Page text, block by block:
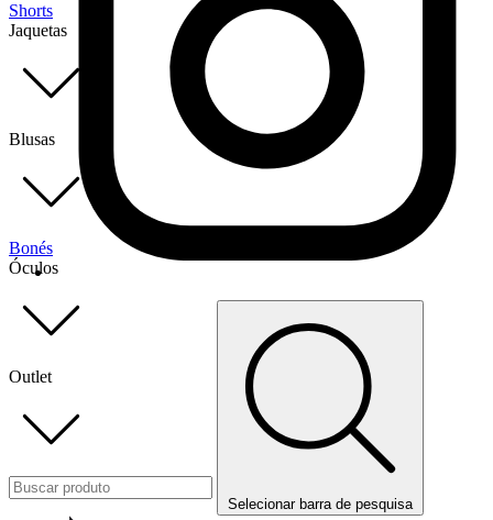
Shorts
Jaquetas
Blusas
Bonés
Óculos
Outlet
Selecionar barra de pesquisa